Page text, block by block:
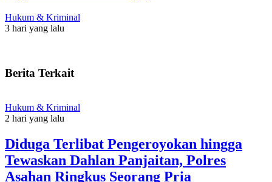
Hukum & Kriminal
3 hari yang lalu
Berita Terkait
Hukum & Kriminal
2 hari yang lalu
Diduga Terlibat Pengeroyokan hingga
Tewaskan Dahlan Panjaitan, Polres
Asahan Ringkus Seorang Pria